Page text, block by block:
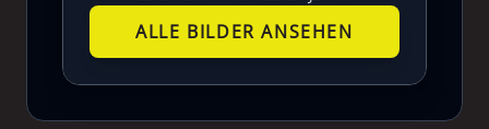
ALLE BILDER ANSEHEN